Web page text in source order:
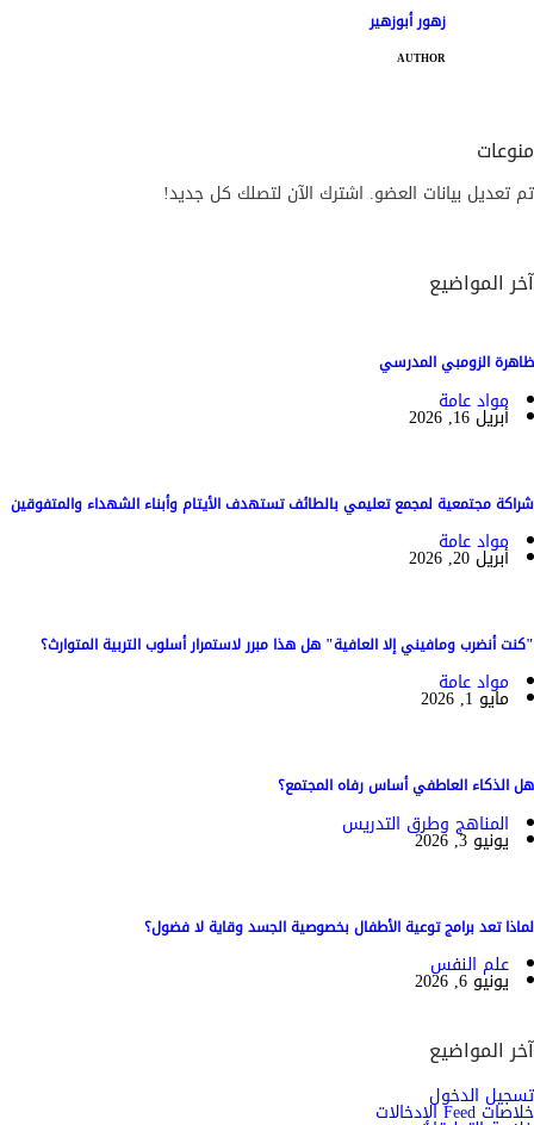
زهور أبوزهير
AUTHOR
منوعات
تم تعديل بيانات العضو. اشترك الآن لتصلك كل جديد!
آخر المواضيع
ظاهرة الزومبي المدرسي
مواد عامة
أبريل 16, 2026
شراكة مجتمعية لمجمع تعليمي بالطائف تستهدف الأيتام وأبناء الشهداء والمتفوقين
مواد عامة
أبريل 20, 2026
"كنت أنضرب ومافيني إلا العافية" هل هذا مبرر لاستمرار أسلوب التربية المتوارث؟
مواد عامة
مايو 1, 2026
هل الذكاء العاطفي أساس رفاه المجتمع؟
المناهج وطرق التدريس
يونيو 3, 2026
لماذا تعد برامج توعية الأطفال بخصوصية الجسد وقاية لا فضول؟
علم النفس
يونيو 6, 2026
آخر المواضيع
تسجيل الدخول
خلاصات Feed الإدخالات